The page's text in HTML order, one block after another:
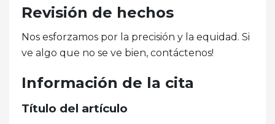
Revisión de hechos
Nos esforzamos por la precisión y la equidad. Si
ve algo que no se ve bien, contáctenos!
Información de la cita
Título del artículo